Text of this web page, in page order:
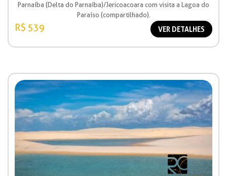
Parnaíba (Delta do Parnaíba)/Jericoacoara com visita a Lagoa do
Paraíso (compartilhado).
R$ 539 VER DETALHES